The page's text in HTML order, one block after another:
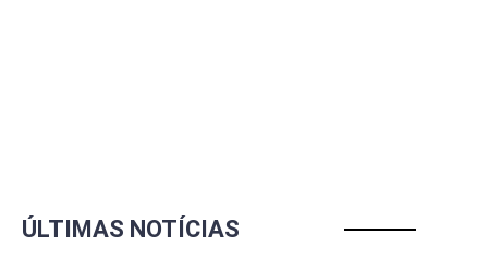
ÚLTIMAS NOTÍCIAS